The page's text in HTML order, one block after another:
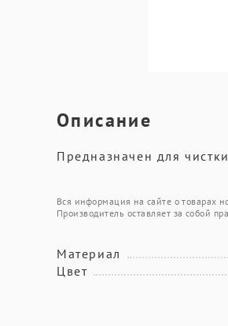
Описание
Предназначен для
Вся информация на сайте о товарах
Производитель оставляет за собой
Материал
Цвет